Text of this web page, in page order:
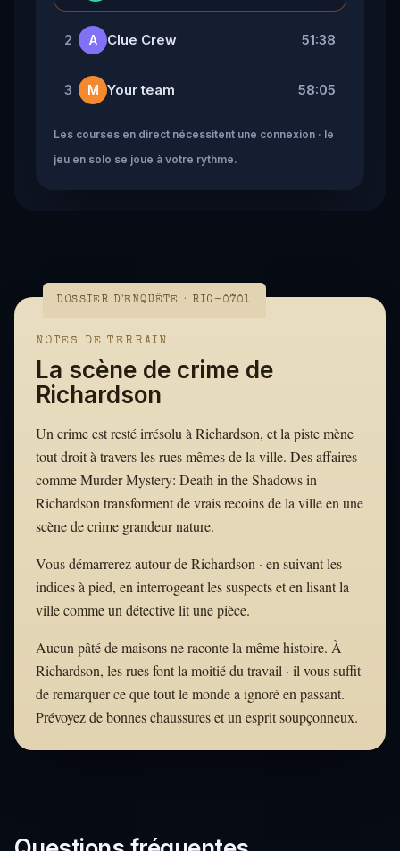
2 A Clue Crew 51:38
3 M Your team 58:05
Les courses en direct nécessitent une connexion · le
jeu en solo se joue à votre rythme.
DOSSIER D'ENQUÊTE · RIC-0701
NOTES DE TERRAIN
La scène de crime de
Richardson
Un crime est resté irrésolu à Richardson, et la piste mène
tout droit à travers les rues mêmes de la ville. Des affaires
comme Murder Mystery: Death in the Shadows in
Richardson transforment de vrais recoins de la ville en une
scène de crime grandeur nature.
Vous démarrerez autour de Richardson · en suivant les
indices à pied, en interrogeant les suspects et en lisant la
ville comme un détective lit une pièce.
Aucun pâté de maisons ne raconte la même histoire. À
Richardson, les rues font la moitié du travail · il vous suffit
de remarquer ce que tout le monde a ignoré en passant.
Prévoyez de bonnes chaussures et un esprit soupçonneux.